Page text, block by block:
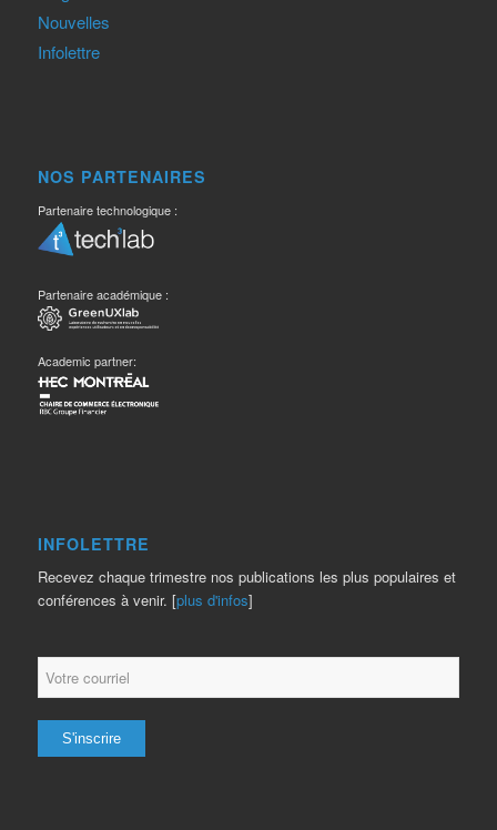
Nouvelles
Infolettre
NOS PARTENAIRES
Partenaire technologique :
Partenaire académique :
Academic partner:
INFOLETTRE
Recevez chaque trimestre nos publications les plus populaires et
conférences à venir. [plus d'infos]